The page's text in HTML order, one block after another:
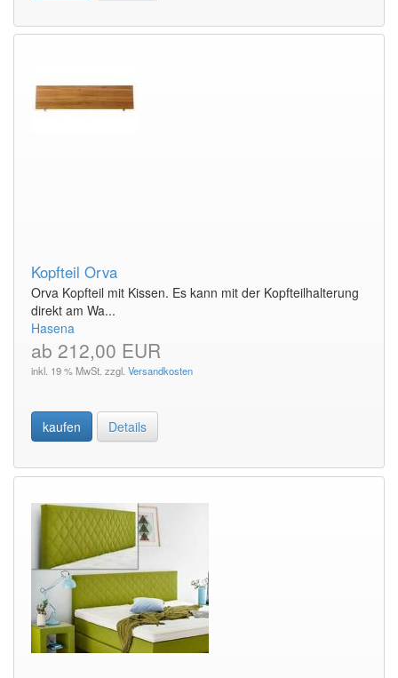
Kopfteil Orva
Orva Kopfteil mit Kissen. Es kann mit der Kopfteilhalterung
direkt am Wa...
Hasena
ab 212,00 EUR
inkl. 19 % MwSt. zzgl. Versandkosten
kaufen Details